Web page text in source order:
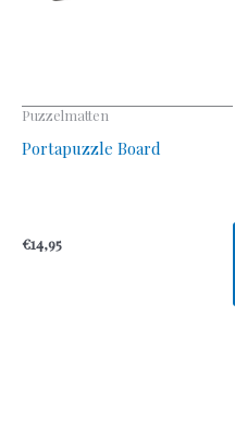
Puzzelmatten
Portapuzzle Board
€14,95